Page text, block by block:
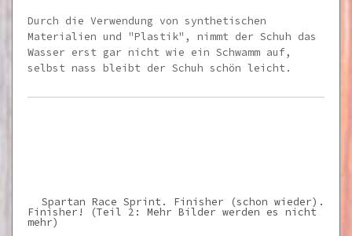
Durch die Verwendung von synthetischen
Materialien und "Plastik", nimmt der Schuh das
Wasser erst gar nicht wie ein Schwamm auf,
selbst nass bleibt der Schuh schön leicht.
Spartan Race Sprint. Finisher (schon wieder).
Finisher! (Teil 2: Mehr Bilder werden es nicht
mehr)